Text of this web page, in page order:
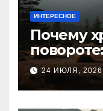
ИНТЕРЕСНОЕ
Почему
24 ИЮЛЯ,